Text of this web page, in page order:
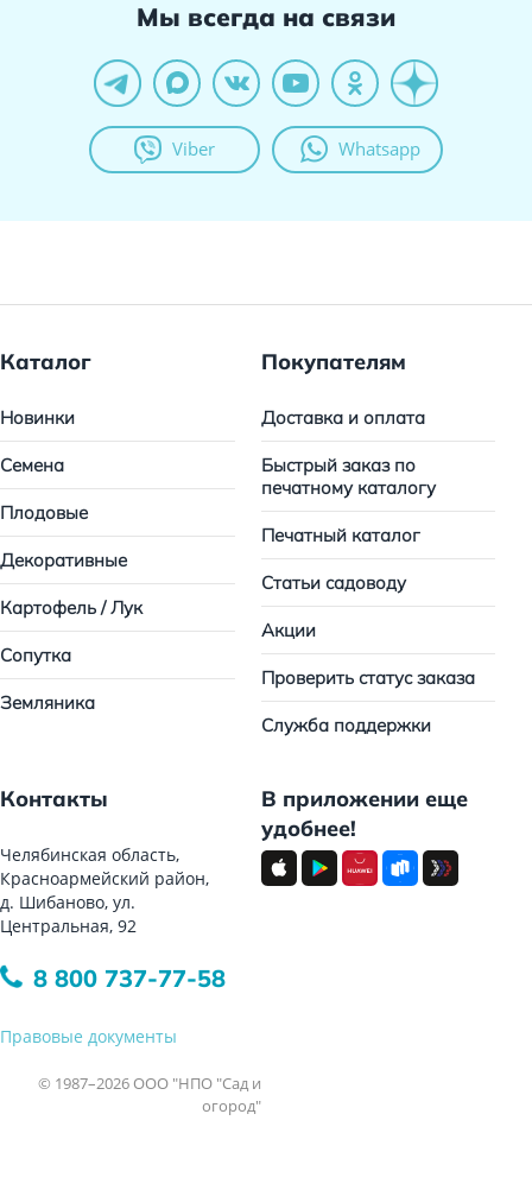
Мы всегда на связи
Viber Whatsapp
Каталог
Новинки
Семена
Плодовые
Декоративные
Картофель / Лук
Сопутка
Земляника
Покупателям
Доставка и оплата
Быстрый заказ по
печатному каталогу
Печатный каталог
Статьи садоводу
Акции
Проверить статус заказа
Служба поддержки
Контакты
Челябинская область,
Красноармейский район,
д. Шибаново, ул.
Центральная, 92
8 800 737-77-58
Правовые документы
© 1987–2026 ООО "НПО "Сад и
огород"
В приложении еще
удобнее!